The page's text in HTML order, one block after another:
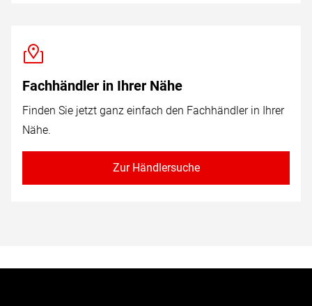
Fachhändler in Ihrer Nähe
Finden Sie jetzt ganz einfach den Fachhändler in Ihrer
Nähe.
Zur Händlersuche